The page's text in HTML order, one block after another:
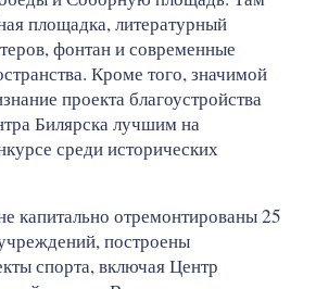
площадка, литературный
фонтан и современные
Кроме того, значимой
проекта благоустройства
Билярска лучшим на
среди исторических
капитально отремонтированы 25
построены
спорта, включая Центр